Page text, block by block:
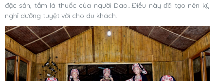
đặc sản, tắm lá thuốc của người Dao…Điều này đã tạo nên kỳ
nghỉ dưỡng tuyệt vời cho du khách.